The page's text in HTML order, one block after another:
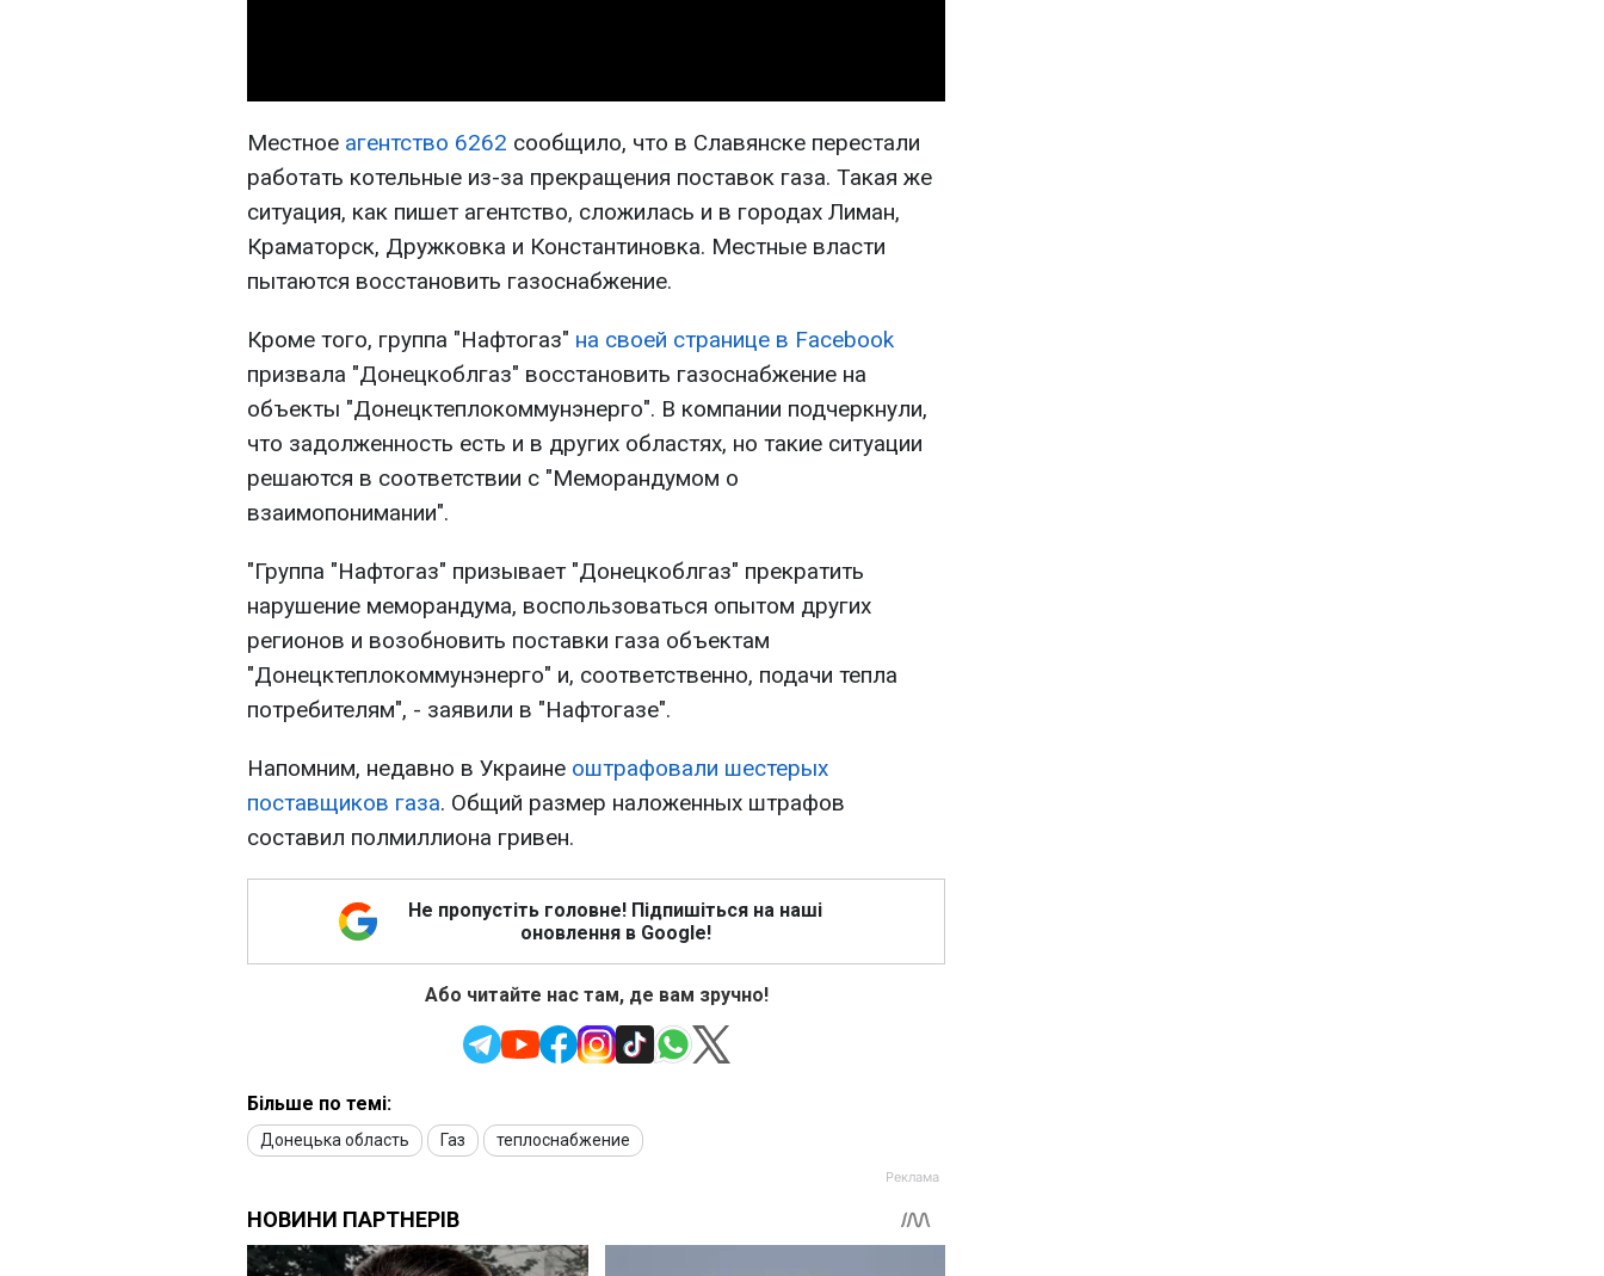
Местное агентство 6262 сообщило, что в Славянске перестали
работать котельные из-за прекращения поставок газа. Такая же
ситуация, как пишет агентство, сложилась и в городах Лиман,
Краматорск, Дружковка и Константиновка. Местные власти
пытаются восстановить газоснабжение.
Кроме того, группа "Нафтогаз" на своей странице в Facebook
призвала "Донецкоблгаз" восстановить газоснабжение на
объекты "Донецктеплокоммунэнерго". В компании подчеркнули,
что задолженность есть и в других областях, но такие ситуации
решаются в соответствии с "Меморандумом о
взаимопонимании".
"Группа "Нафтогаз" призывает "Донецкоблгаз" прекратить
нарушение меморандума, воспользоваться опытом других
регионов и возобновить поставки газа объектам
"Донецктеплокоммунэнерго" и, соответственно, подачи тепла
потребителям", - заявили в "Нафтогазе".
Напомним, недавно в Украине оштрафовали шестерых
поставщиков газа. Общий размер наложенных штрафов
составил полмиллиона гривен.
Не пропустіть головне! Підпишіться на наші
оновлення в Google!
Або читайте нас там, де вам зручно!
Більше по темі:
Донецька область Газ теплоснабжение